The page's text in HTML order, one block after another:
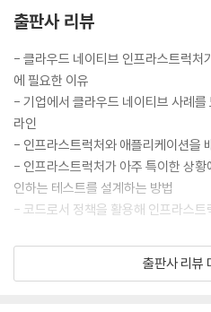
[부록 A] 네트워크 회복성을 위한 패턴
부하 분산
부하 차단
서비스 발견
재시도와 최종 기한
회로 차단
TLS와 인증
라우팅: 입구와 출구
통찰과 모니터링
락인은 불가피하다
사들은 확장성, 신뢰성, 유연성과 같은
다. 이 패턴들은 종종 구현 당사자라
는 명확하게 드러나지 않는다.
이 책은 클라우드 네이티브 기술의 최
공유해 여러분이 확장 가능한 애플리
를 해결할 수 있게 도와준다. 현대 비즈
에서 소개하는 패턴은 인프라스트럭처
사항을 따라 잡게 도와줄 것이다. 더 중
부분이 오픈 소스 프로젝트에서 입증
라우드 네이티브 컴퓨팅 재단
8장 '애플리케이션 보호'는 애플리케
한다.
9장 '클라우드 네이티브 인프라스트럭
한 통찰력을 제공한다.
어떤 사람들은 순서대로 책을 읽지 않
한 주제에 대해 접근할 수 있는 몇 가
처를 만들고 유지 관리하는 데 중점을
6장까지를 모두 읽어야 마땅하다. 애
해 4장과 5장, 7장을 집중적으로 읽
스트럭처를 구축하지 않은 사람은 1
이다.
출판사 리뷰
- 클라우드 네이티브 인프라스트럭처
에 필요한 이유
- 기업에서 클라우드 네이티브 사례
라인
- 인프라스트럭처와 애플리케이션을
- 인프라스트럭처가 아주 특이한 상
인하는 테스트를 설계하는 방법
- 코드로서 정책을 활용해 인프라스트
인프라스트럭처 또는 인프라스트럭
경우 이 책에서 많은 혜안을 얻을 것
출판사 리뷰